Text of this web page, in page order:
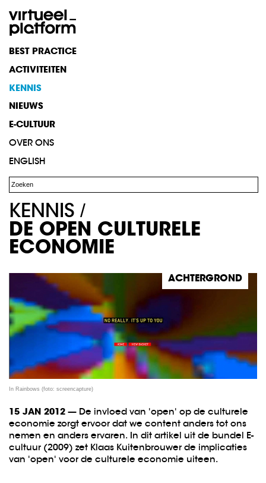
BEST PRACTICE
ACTIVITEITEN
KENNIS
NIEUWS
E-CULTUUR
OVER ONS
ENGLISH
KENNIS /
DE OPEN CULTURELE
ECONOMIE
ACHTERGROND
In Rainbows (foto: screencapture)
15 JAN 2012 — De invloed van 'open' op de culturele
economie zorgt ervoor dat we content anders tot ons
nemen en anders ervaren. In dit artikel uit de bundel E-
cultuur (2009) zet Klaas Kuitenbrouwer de implicaties
van 'open' voor de culturele economie uiteen.